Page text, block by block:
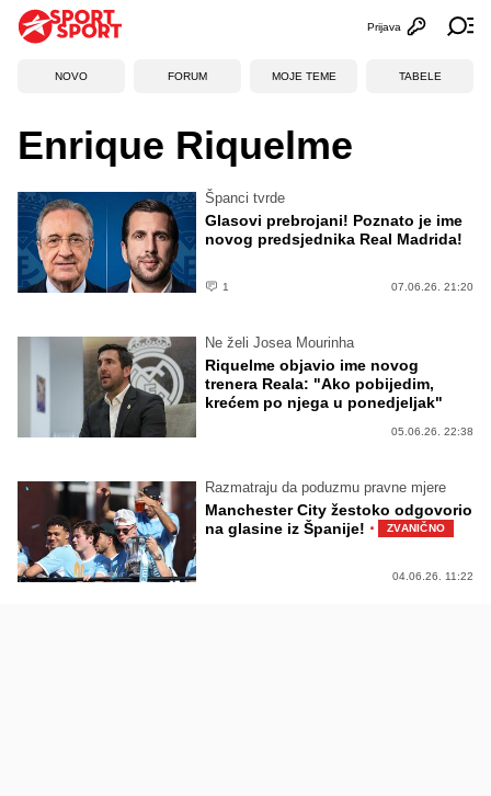
Otvori
Prijava
NOVO FORUM MOJE TEME TABELE
Enrique Riquelme
Španci tvrde
Glasovi prebrojani! Poznato je ime
novog predsjednika Real Madrida!
1 07.06.26. 21:20
Ne želi Josea Mourinha
Riquelme objavio ime novog
trenera Reala: "Ako pobijedim,
krećem po njega u ponedjeljak"
05.06.26. 22:38
Razmatraju da poduzmu pravne mjere
Manchester City žestoko odgovorio
na glasine iz Španije! · ZVANIČNO
04.06.26. 11:22